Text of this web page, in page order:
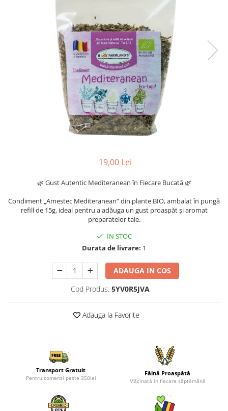
19,00 Lei
🌿 Gust Autentic Mediteranean în Fiecare Bucată 🌿
Condiment „Amestec Mediteranean” din plante BIO, ambalat în pungă
refill de 15g, ideal pentru a adăuga un gust proaspăt și aromat
preparatelor tale.
IN STOC
Durata de livrare: 1
ADAUGA IN COS
Cod Produs: 5YV0R5JVA
Adauga la Favorite
Transport Gratuit
Pentru comenzi peste 350lei
Făină Proaspătă
Măcinată în fiecare săptămână